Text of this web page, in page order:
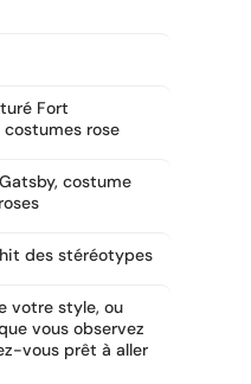
Fort
rose
costume
des stéréotypes
votre style, ou
vous observez
vous prêt à aller